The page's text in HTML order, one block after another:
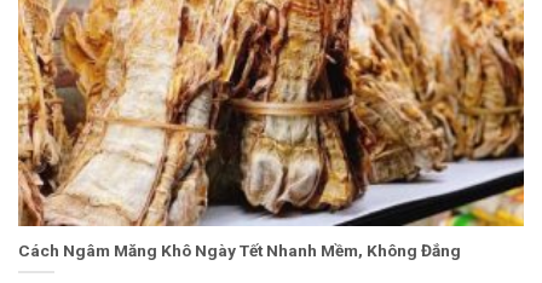
Cách Ngâm Măng Khô Ngày Tết Nhanh Mềm, Không Đắng